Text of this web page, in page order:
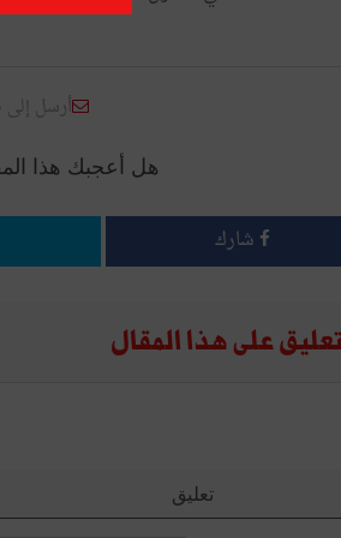
أرسل
هل أعجبك هذا
شارك
على هذا المقال
تعليق